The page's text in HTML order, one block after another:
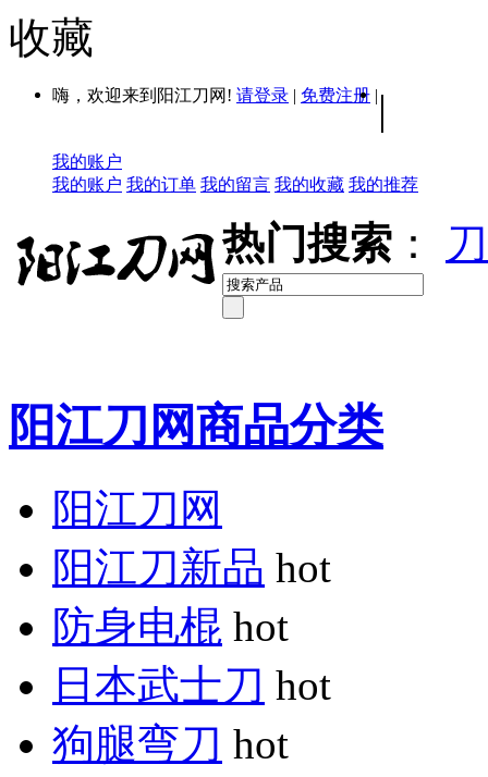
收藏
嗨，欢迎来到阳江刀网! 请登录 | 免费注册 | |
我的账户
我的账户 我的订单 我的留言 我的收藏 我的推荐
热门搜索 ：
阳江刀网商品分类
阳江刀网
阳江刀新品 hot
防身电棍 hot
日本武士刀 hot
狗腿弯刀 hot